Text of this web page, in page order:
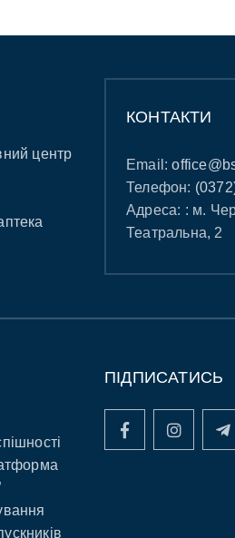
центр
КОНТАКТИ
Email:
Телефон:
Адреса: : м.
Театральна, 2
ПІДПИСАТИСЬ